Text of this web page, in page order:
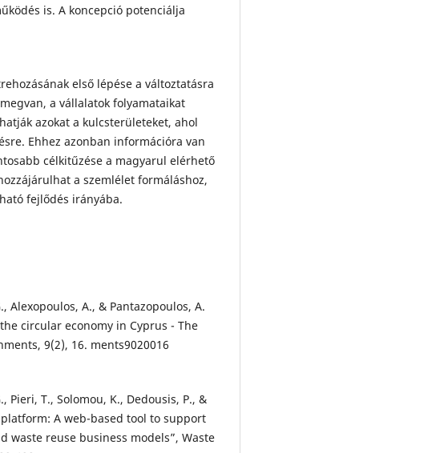
is. A koncepció potenciálja
első lépése a változtatásra
a vállalatok folyamataikat
azokat a kulcsterületeket, ahol
Ehhez azonban információra van
célkitűzése a magyarul elérhető
a szemlélet formáláshoz,
fejlődés irányába.
Alexopoulos, A., & Pantazopoulos, A.
circular economy in Cyprus - The
9(2), 16. ments9020016
Pieri, T., Solomou, K., Dedousis, P., &
platform: A web-based tool to support
reuse business models”, Waste